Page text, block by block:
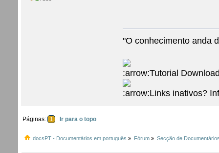
"O conhecimento anda
Tutorial
Links inativos?
Páginas: 1 Ir para o topo
docsPT - Documentários em português » Fórum » Secção de